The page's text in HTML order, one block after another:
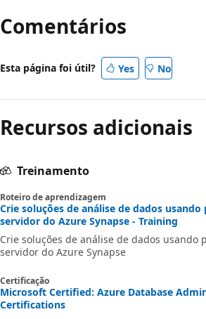
Comentários
Esta página foi útil? Yes No
Recursos adicionais
Treinamento
Roteiro de aprendizagem
Crie soluções de análise de dados usando
servidor do Azure Synapse - Training
Crie soluções de análise de dados usando
servidor do Azure Synapse
Certificação
Microsoft Certified: Azure Database
Certifications